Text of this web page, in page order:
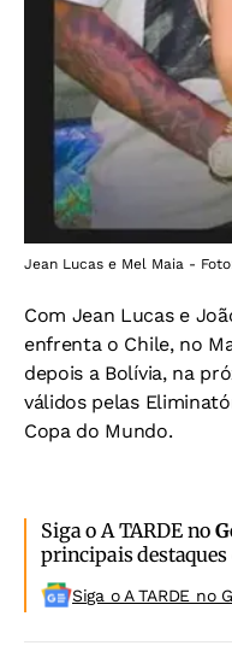
Jean Lucas e Mel Maia -
Com Jean Lucas e
enfrenta o Chile, no
depois a Bolívia, na
válidos pelas
Copa do Mundo.
Siga o A TARDE no
principais destaques
Siga o A TARDE no